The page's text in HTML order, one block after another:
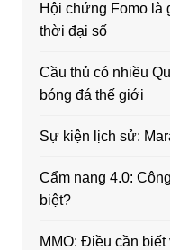
Hội chứng Fomo là
thời đại số
Cầu thủ có nhiều
bóng đá thế giới
Sự kiện lịch sử:
Cẩm nang 4.0:
biệt?
MMO: Điều cần